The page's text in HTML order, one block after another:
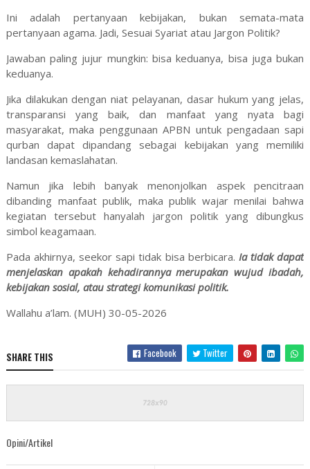
Ini adalah pertanyaan kebijakan, bukan semata-mata
pertanyaan agama. Jadi, Sesuai Syariat atau Jargon Politik?
Jawaban paling jujur mungkin: bisa keduanya, bisa juga bukan
keduanya.
Jika dilakukan dengan niat pelayanan, dasar hukum yang jelas,
transparansi yang baik, dan manfaat yang nyata bagi
masyarakat, maka penggunaan APBN untuk pengadaan sapi
qurban dapat dipandang sebagai kebijakan yang memiliki
landasan kemaslahatan.
Namun jika lebih banyak menonjolkan aspek pencitraan
dibanding manfaat publik, maka publik wajar menilai bahwa
kegiatan tersebut hanyalah jargon politik yang dibungkus
simbol keagamaan.
Pada akhirnya, seekor sapi tidak bisa berbicara. Ia tidak dapat
menjelaskan apakah kehadirannya merupakan wujud ibadah,
kebijakan sosial, atau strategi komunikasi politik.
Wallahu a’lam. (MUH) 30-05-2026
SHARE THIS Facebook Twitter
Opini/Artikel